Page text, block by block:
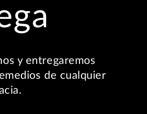
y entregaremos
de cualquier